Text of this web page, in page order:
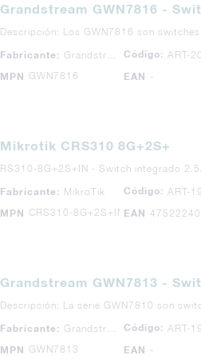
Grandstream GWN7816 -
Descripción: Los GWN7816 son
Fabricante:
Código: ART-
MPN GWN7816 EAN -
Mikrotik CRS310 8G+2S+
RS310-8G+2S+IN - Switch integrado
Fabricante: MikroTik Código: ART-
MPN CRS310-8G+2S+IN EAN
Grandstream GWN7813 -
Descripción: La serie GWN7810 son
Fabricante:
Código: ART-
MPN GWN7813 EAN -